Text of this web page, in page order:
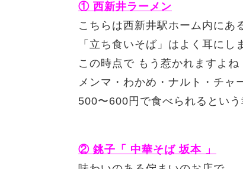
① 西新井ラーメン
こちらは西新井駅ホーム内にあ
「立ち食いそば」はよく耳に
この時点で もう惹かれますよね
メンマ・わかめ・ナルト・チャ
500〜600円で食べられるという
② 銚子「 中華そば 坂本 」